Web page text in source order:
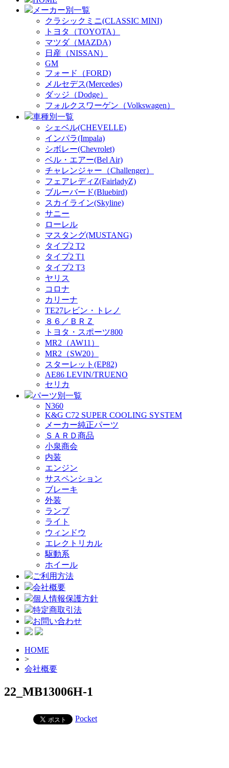
メーカー別一覧
クラシックミニ(CLASSIC MINI)
トヨタ（TOYOTA）
マツダ（MAZDA)
日産（NISSAN）
GM
フォード（FORD)
メルセデス(Mercedes)
ダッジ（Dodge）
フォルクスワーゲン（Volkswagen）
車種別一覧
シェベル(CHEVELLE)
インパラ(Impala)
シボレー(Chevrolet)
ベル・エアー(Bel Air)
チャレンジャー（Challenger）
フェアレディZ(FairladyZ)
ブルーバード(Bluebird)
スカイライン(Skyline)
サニー
ローレル
マスタング(MUSTANG)
タイプ2 T2
タイプ2 T1
タイプ2 T3
ヤリス
コロナ
カリーナ
TE27レビン・トレノ
８６／ＢＲＺ
トヨタ・スポーツ800
MR2（AW11）
MR2（SW20）
スターレット(EP82)
AE86 LEVIN/TRUENO
セリカ
パーツ別一覧
N360
K&G C72 SUPER COOLING SYSTEM
メーカー純正パーツ
ＳＡＲＤ商品
小泉商会
内装
エンジン
サスペンション
ブレーキ
外装
ランプ
ライト
ウィンドウ
エレクトリカル
駆動系
ホイール
ご利用方法
会社概要
個人情報保護方針
特定商取引法
お問い合わせ
HOME
>
会社概要
22_MB13006H-1
Pocket